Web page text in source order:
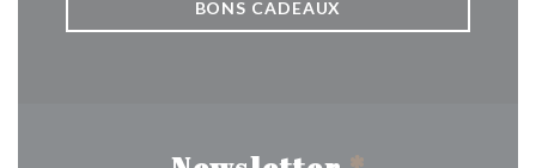
BONS CADEAUX